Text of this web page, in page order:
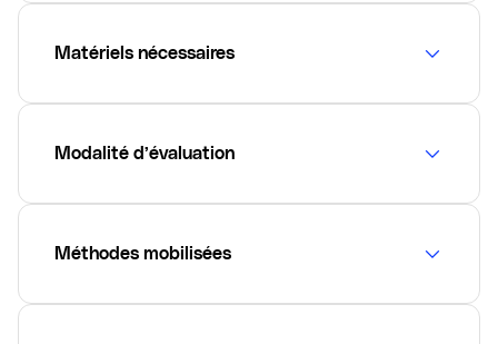
Matériels nécessaires
Modalité d’évaluation
Méthodes mobilisées